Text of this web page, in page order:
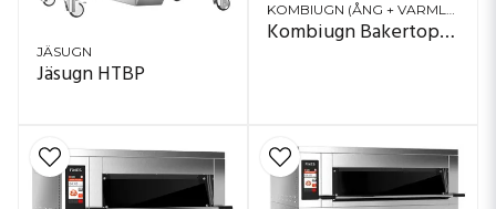
JÄSUGN
Jäsugn HTBP
KOMBIUGN (ÅNG + VARMLUFT)
Kombiugn Bakertop-X 5